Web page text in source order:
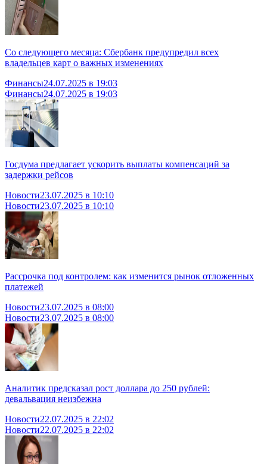
Со следующего месяца: Сбербанк предупредил всех
владельцев карт о важных изменениях
Финансы24.07.2025 в 19:03
Финансы24.07.2025 в 19:03
Госдума предлагает ускорить выплаты компенсаций за
задержки рейсов
Новости23.07.2025 в 10:10
Новости23.07.2025 в 10:10
Рассрочка под контролем: как изменится рынок отложенных
платежей
Новости23.07.2025 в 08:00
Новости23.07.2025 в 08:00
Аналитик предсказал рост доллара до 250 рублей:
девальвация неизбежна
Новости22.07.2025 в 22:02
Новости22.07.2025 в 22:02